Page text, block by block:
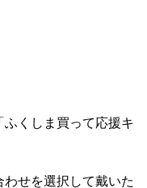
くしま買って応援キ
せを選択して戴いた